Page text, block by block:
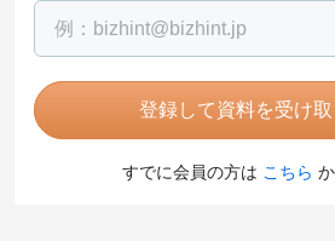
登録して資料を受け
すでに会員の方は こちら